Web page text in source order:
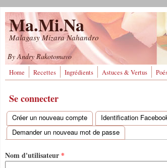
Ma.Mi.Na
Malagasy Mizara Nahandro
By Andry Rakotomavo
Home Recettes Ingrédients Astuces & Vertus
Se connecter
Onglets principaux
Créer un nouveau compte Identification
Demander un nouveau mot de passe
Nom d'utilisateur *